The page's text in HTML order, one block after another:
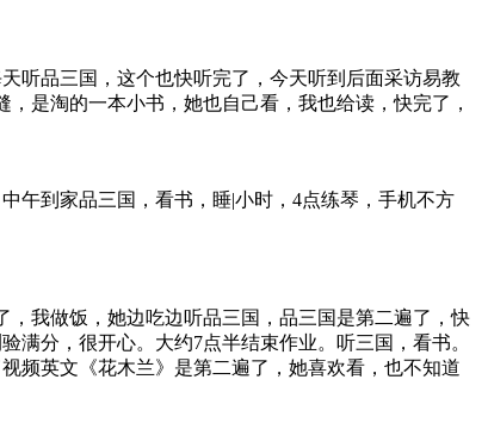
听品三国，这个也快听完了，今天听到后面采访易教
是淘的一本小书，她也自己看，我也给读，快完了，
午到家品三国，看书，睡|小时，4点练琴，手机不方
，我做饭，她边吃边听品三国，品三国是第二遍了，快
满分，很开心。大约7点半结束作业。听三国，看书。
频英文《花木兰》是第二遍了，她喜欢看，也不知道